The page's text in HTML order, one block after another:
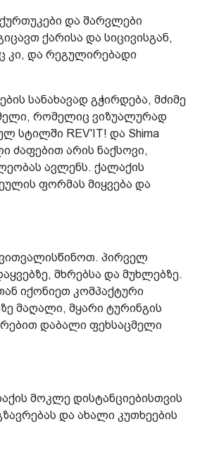
და შარვლები
ქარისა და სიცივისგან,
კი, და რეგულირებადი
სანახავად გჭირდება, მძიმე
რომელიც ვიზუალურად
სტილში REV'IT! და Shima
ძაფებით არის ნაქსოვი,
ავლენს. ქალაქის
ფორმას მიყვება და
პირველ
მხრებსა და მუხლებზე.
იქონიეთ კომპაქტური
მაღალი, მყარი ტურინგის
დაბალი ფეხსაცმელი
მოკლე დისტანციებისთვის
და ახალი კუთხეების